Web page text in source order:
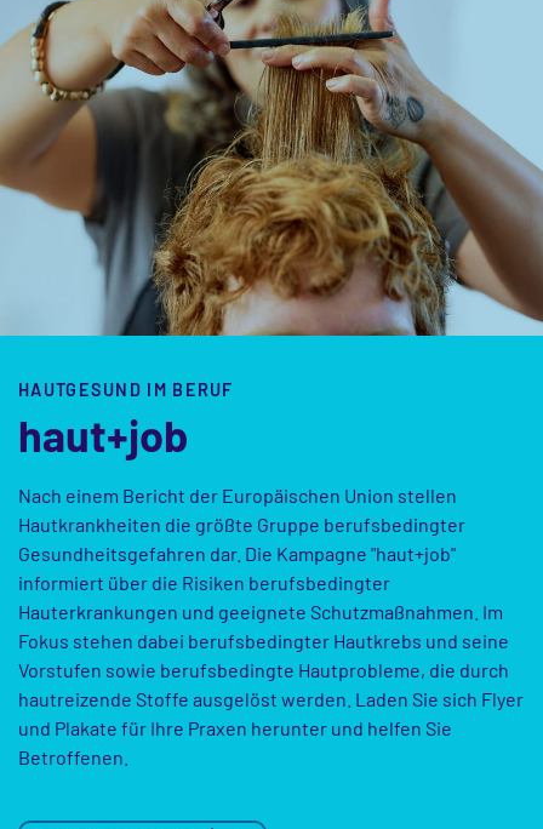
HAUTGESUND IM BERUF
haut+job
Nach einem Bericht der Europäischen Union stellen
Hautkrankheiten die größte Gruppe berufsbedingter
Gesundheitsgefahren dar. Die Kampagne "haut+job"
informiert über die Risiken berufsbedingter
Hauterkrankungen und geeignete Schutzmaßnahmen. Im
Fokus stehen dabei berufsbedingter Hautkrebs und seine
Vorstufen sowie berufsbedingte Hautprobleme, die durch
hautreizende Stoffe ausgelöst werden. Laden Sie sich Flyer
und Plakate für Ihre Praxen herunter und helfen Sie
Betroffenen.